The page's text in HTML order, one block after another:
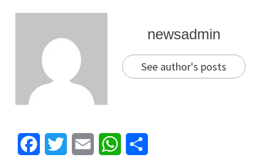
newsadmin
See author's posts
FacebookTwitter Email WhatsApp